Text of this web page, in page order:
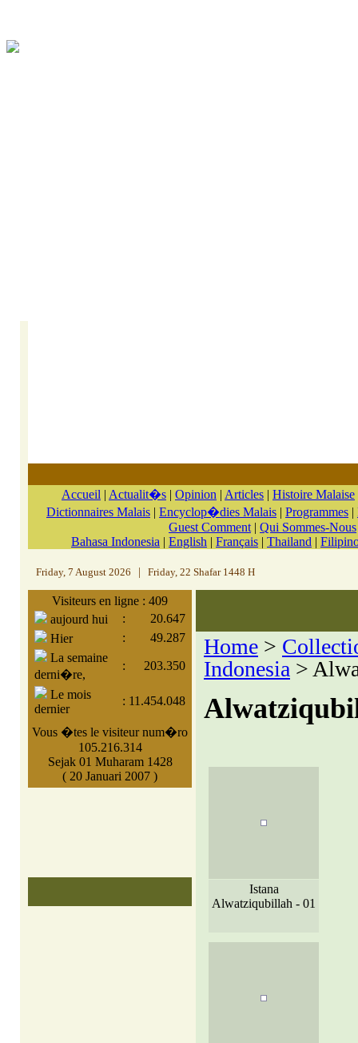
Accueil | Actualit�s | Opinion | Articles | Histoire Malaise
Dictionnaires Malais | Encyclop�dies Malais | Programmes |
Guest Comment | Qui Sommes-Nous
Bahasa Indonesia | English | Français | Thailand |
Friday, 7 August 2026 Friday, 22 Shafar 1448 H
Visiteurs en ligne : 409
aujourd hui
:
20.647
Hier
:
49.287
La semaine
derni�re,
: 203.350
Le mois
dernier
: 11.454.048
Vous �tes le visiteur num�ro
105.216.314
Sejak 01 Muharam 1428
( 20 Januari 2007 )
Home >
Indonesia >
Istana
Alwatziqubillah - 01